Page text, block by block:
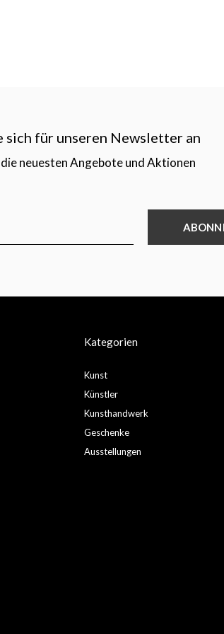
sich für unseren Newsletter an
neuesten Angebote und Aktionen
Kategorien
Kunst
Künstler
Kunsthandwerk
Geschenke
Ausstellungen